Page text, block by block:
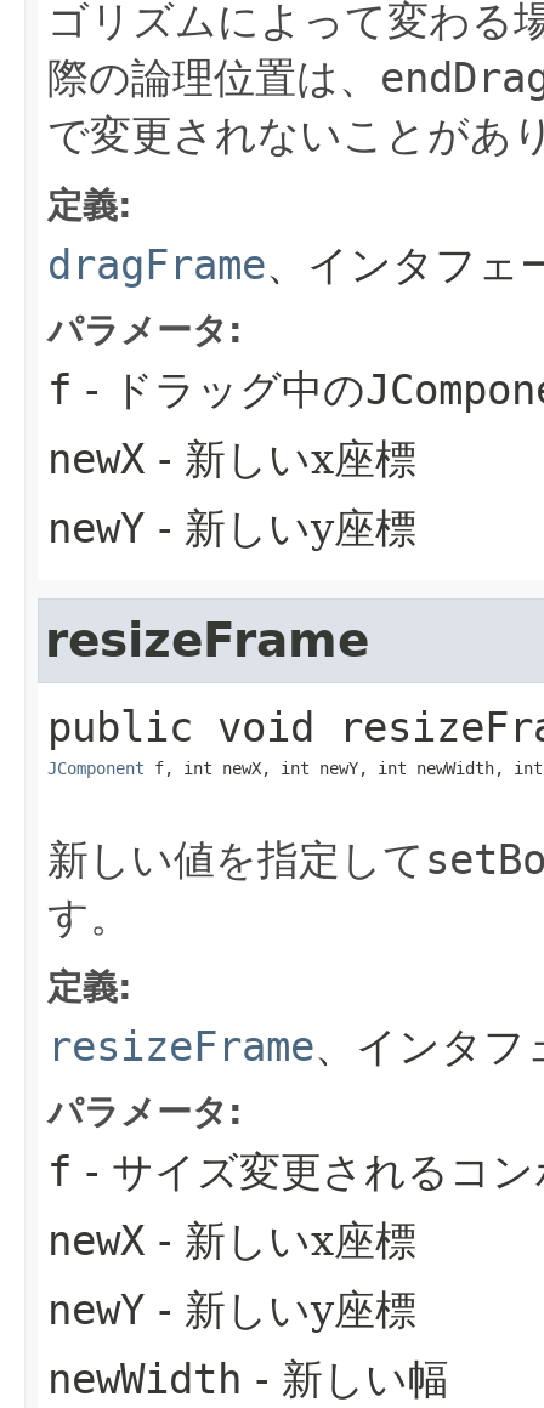
ゴリズムによって変わる
際の論理位置は、
で変更されないことがあ
定義:
dragFrame、インタフェ
パラメータ:
f - ドラッグ中の
newX - 新しいx座標
newY - 新しいy座標
resizeFrame
public void
JComponent f, int newX, int newY, int newWidth, int
新しい値を指定して
す。
定義:
resizeFrame、インタ
パラメータ:
f - サイズ変更されるコ
newX - 新しいx座標
newY - 新しいy座標
newWidth - 新しい幅